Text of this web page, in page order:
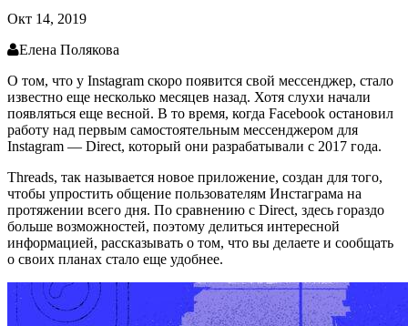
Окт 14, 2019
Елена Полякова
О том, что у Instagram скоро появится свой мессенджер, стало
известно еще несколько месяцев назад. Хотя слухи начали
появляться еще весной. В то время, когда Facebook остановил
работу над первым самостоятельным мессенджером для
Instagram — Direct, который они разрабатывали с 2017 года.
Threads, так называется новое приложение, создан для того,
чтобы упростить общение пользователям Инстаграма на
протяжении всего дня. По сравнению с Direct, здесь гораздо
больше возможностей, поэтому делиться интересной
информацией, рассказывать о том, что вы делаете и сообщать
о своих планах стало еще удобнее.